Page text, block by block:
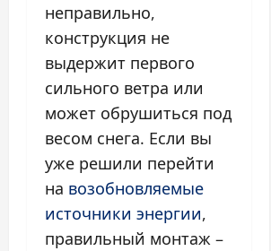
неправильно,
конструкция не
выдержит первого
сильного ветра или
может обрушиться под
весом снега. Если вы
уже решили перейти
на возобновляемые
источники энергии,
правильный монтаж –